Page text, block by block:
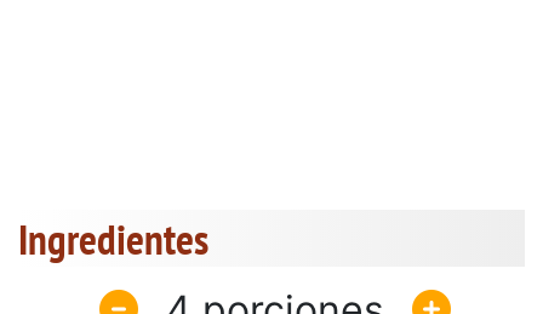
Ingredientes